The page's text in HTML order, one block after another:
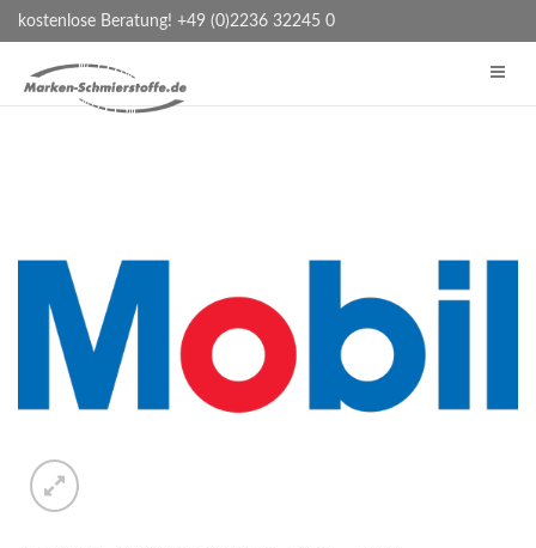
kostenlose Beratung! +49 (0)2236 32245 0